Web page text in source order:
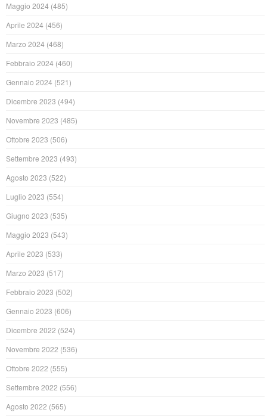
Maggio 2024 (485)
Aprile 2024 (456)
Marzo 2024 (468)
Febbraio 2024 (460)
Gennaio 2024 (521)
Dicembre 2023 (494)
Novembre 2023 (485)
Ottobre 2023 (506)
Settembre 2023 (493)
Agosto 2023 (522)
Luglio 2023 (554)
Giugno 2023 (535)
Maggio 2023 (543)
Aprile 2023 (533)
Marzo 2023 (517)
Febbraio 2023 (502)
Gennaio 2023 (606)
Dicembre 2022 (524)
Novembre 2022 (536)
Ottobre 2022 (555)
Settembre 2022 (556)
Agosto 2022 (565)